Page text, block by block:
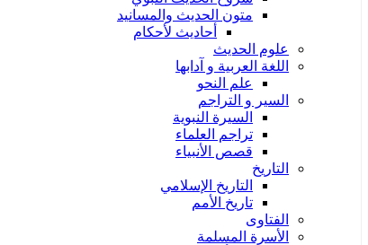
متون الحديث والمسانيد
أحاديث لأحكام
علوم الحديث
اللغة العربية و آدابها
علم النحو
السير و التراجم
السيرة النبوية
تراجم العلماء
قصص الأنبياء
التاريخ
التاريخ الإسلامي
تاريخ الأمم
الفتاوى
الأسرة المسلمة